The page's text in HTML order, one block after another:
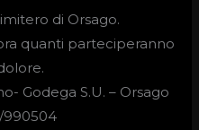
di Orsago.
quanti parteciperanno
Godega S.U. – Orsago
990504